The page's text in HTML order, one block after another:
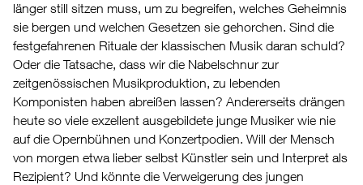
länger still sitzen muss, um zu begreifen, welches Geheimnis
sie bergen und welchen Gesetzen sie gehorchen. Sind die
festgefahrenen Rituale der klassischen Musik daran schuld?
Oder die Tatsache, dass wir die Nabelschnur zur
zeitgenössischen Musikproduktion, zu lebenden
Komponisten haben abreißen lassen? Andererseits drängen
heute so viele exzellent ausgebildete junge Musiker wie nie
auf die Opernbühnen und Konzertpodien. Will der Mensch
von morgen etwa lieber selbst Künstler sein und Interpret als
Rezipient? Und könnte die Verweigerung des jungen